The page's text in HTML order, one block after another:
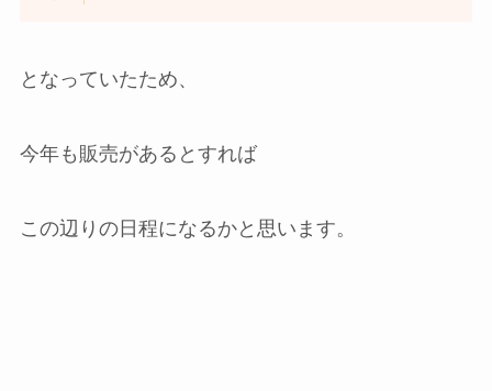
となっていたため、
今年も販売があるとすれば
この辺りの日程になるかと思います。